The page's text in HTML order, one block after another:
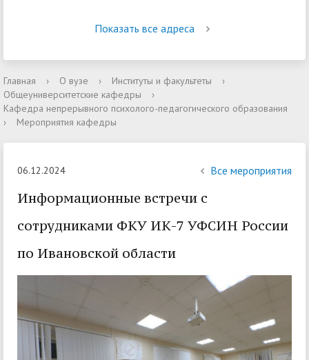
Показать все адреса
Главная › О вузе › Институты и факультеты
›
Общеуниверситетские кафедры
›
Кафедра непрерывного психолого-педагогического образования
›
Мероприятия кафедры
06.12.2024 Все мероприятия
Информационные встречи с
сотрудниками ФКУ ИК-7 УФСИН России
по Ивановской области